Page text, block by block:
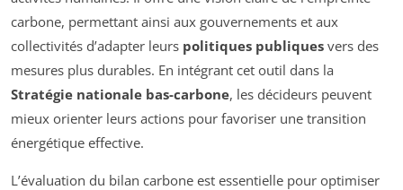
carbone, permettant ainsi aux gouvernements et aux
collectivités d’adapter leurs politiques publiques vers des
mesures plus durables. En intégrant cet outil dans la
Stratégie nationale bas-carbone, les décideurs peuvent
mieux orienter leurs actions pour favoriser une transition
énergétique effective.
L’évaluation du bilan carbone est essentielle pour optimiser